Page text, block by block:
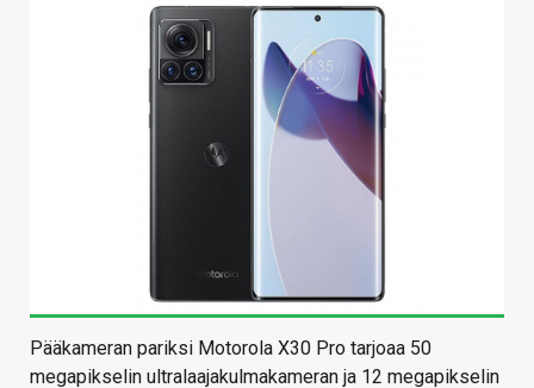
Pääkameran pariksi Motorola X30 Pro tarjoaa 50
megapikselin ultralaajakulmakameran ja 12 megapikselin